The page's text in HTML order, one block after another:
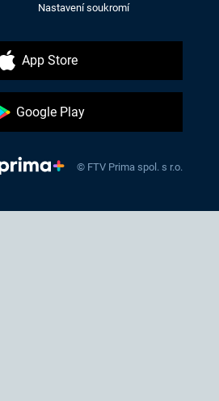
Nastavení soukromí
App Store
Google Play
© FTV Prima spol. s r.o.